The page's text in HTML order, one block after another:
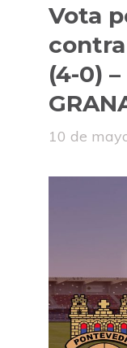
Vota
(4-0)
10 de